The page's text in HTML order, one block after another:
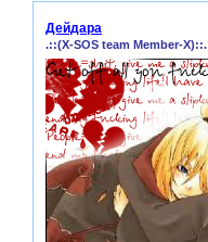
Дейдара
.::(X-SOS team Member-X)::.